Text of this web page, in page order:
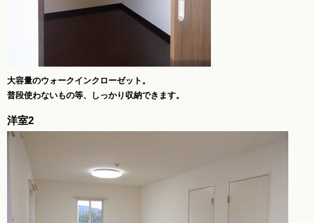
大容量のウォークインクローゼット。
普段使わないもの等、しっかり収納できます。
洋室2